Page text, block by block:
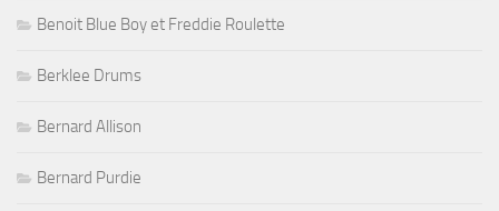
Benoit Blue Boy et Freddie Roulette
Berklee Drums
Bernard Allison
Bernard Purdie